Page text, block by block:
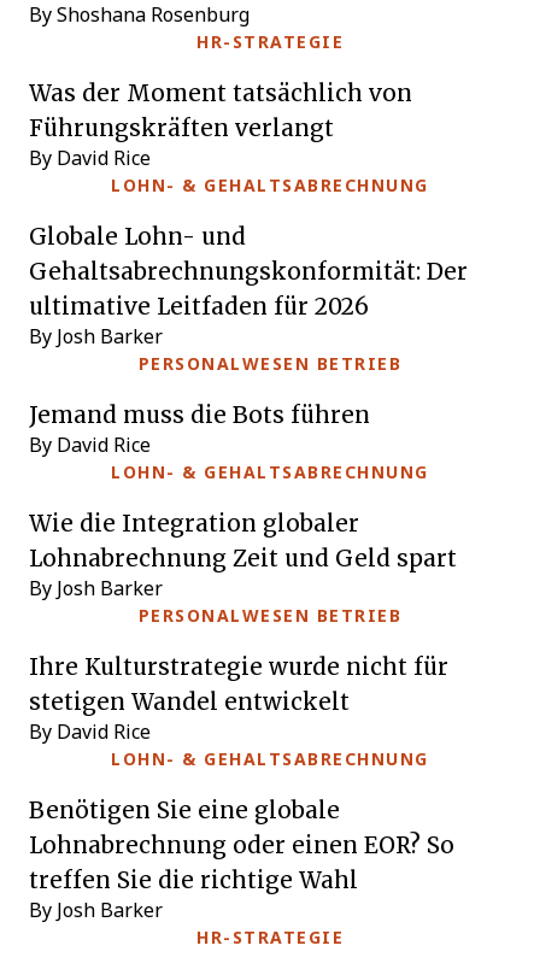
By Shoshana Rosenburg
HR-STRATEGIE
Was der Moment tatsächlich von
Führungskräften verlangt
By David Rice
LOHN- & GEHALTSABRECHNUNG
Globale Lohn- und
Gehaltsabrechnungskonformität: Der
ultimative Leitfaden für 2026
By Josh Barker
PERSONALWESEN BETRIEB
Jemand muss die Bots führen
By David Rice
LOHN- & GEHALTSABRECHNUNG
Wie die Integration globaler
Lohnabrechnung Zeit und Geld spart
By Josh Barker
PERSONALWESEN BETRIEB
Ihre Kulturstrategie wurde nicht für
stetigen Wandel entwickelt
By David Rice
LOHN- & GEHALTSABRECHNUNG
Benötigen Sie eine globale
Lohnabrechnung oder einen EOR? So
treffen Sie die richtige Wahl
By Josh Barker
HR-STRATEGIE